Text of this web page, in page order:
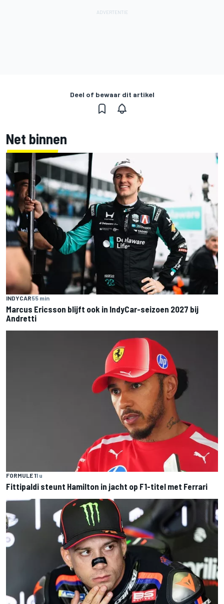
Deel of bewaar dit artikel
Net binnen
INDYCAR55 min
Marcus Ericsson blijft ook in IndyCar-seizoen 2027 bij
Andretti
FORMULE 11 u
Fittipaldi steunt Hamilton in jacht op F1-titel met Ferrari